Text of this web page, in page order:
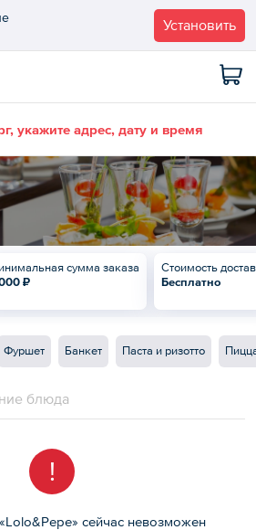
Установить
укажите адрес, дату и время
сумма заказа
₽
Стоимость
Бесплатно
Фуршет Банкет Паста и ризотто
!
сейчас невозможен